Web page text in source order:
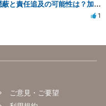
加害生徒による傷害事件の隠蔽と責任追及の可能性は？加害生徒の処分は？
1
ご意見・ご要望